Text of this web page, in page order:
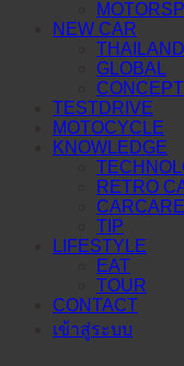
NEW CAR
THAILAND
GLOBAL
TESTDRIVE
MOTOCYCLE
KNOWLEDGE
RETRO
CARCARE
TIP
LIFESTYLE
EAT
TOUR
CONTACT
เข้าสู่ระบบ